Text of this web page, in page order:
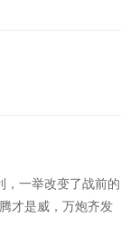
，一举改变了战前的
才是威，万炮齐发